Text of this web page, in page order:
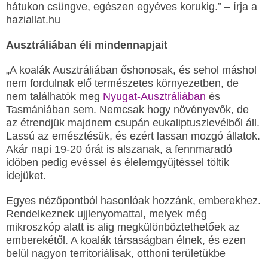
hátukon csüngve, egészen egyéves korukig.” – írja a
haziallat.hu
Ausztráliában éli mindennapjait
„A koalák Ausztráliában őshonosak, és sehol máshol
nem fordulnak elő természetes környezetben, de
nem találhatók meg Nyugat-Ausztráliában és
Tasmániában sem. Nemcsak hogy növényevők, de
az étrendjük majdnem csupán eukaliptuszlevélből áll.
Lassú az emésztésük, és ezért lassan mozgó állatok.
Akár napi 19-20 órát is alszanak, a fennmaradó
időben pedig evéssel és élelemgyűjtéssel töltik
idejüket.
Egyes nézőpontból hasonlóak hozzánk, emberekhez.
Rendelkeznek ujjlenyomattal, melyek még
mikroszkóp alatt is alig megkülönböztethetőek az
emberekétől. A koalák társaságban élnek, és ezen
belül nagyon territoriálisak, otthoni területükbe